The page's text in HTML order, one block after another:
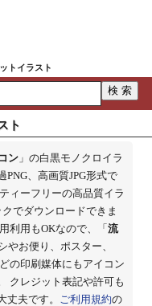
トイラスト
ト
ン」の白黒モノクロイラ
、高画質JPG形式で
ィーフリーの高品質イラ
でダウンロードできま
利用もOKなので、「 流
やお便り、ポスター、
の印刷媒体にもアイコン
クレジット表記や許可も
夫です。 ご利用規約の